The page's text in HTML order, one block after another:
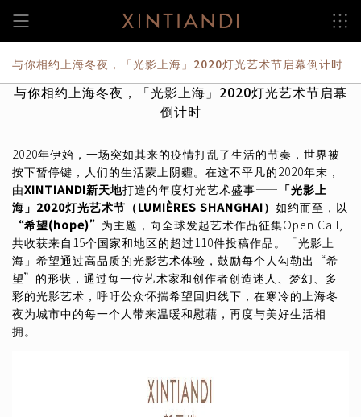
内
与你相约上海冬夜，「光影上海」2020灯光艺术节启幕倒计时
与你相约上海冬夜，「光影上海」2020灯光艺术节启幕
倒计时
2020年伊始，一场突如其来的疫情打乱了生活的节奏，世界被
按下暂停键，人们的生活蒙上阴霾。在这不平凡的2020年末，
由XINTIANDI新天地打造的年度灯光艺术盛事—— 「光影上
海」2020灯光艺术节（LUMIÈRES SHANGHAI） 如约而至，以
“希望(hope)” 为主题，向全球发起艺术作品征集Open Call,
共收获来自15个国家和地区的超过110件投稿作品。「光影上
海」希望通过高品质的光影艺术体验，鼓励每个人勾勒出“希
望”的形状，通过每一位艺术家和创作者创造迷人、梦幻、多
彩的光影艺术，呼吁公众怀揣希望回归线下，在寒冷的上海冬
夜为城市中的每一个人带来温暖和慰藉，再度与美好生活相
拥。